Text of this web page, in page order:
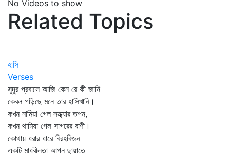
No Videos to show
Related Topics
হাসি
Verses
সুদূর প্রবাসে আজি কেন রে কী জানি
কেবল পড়িছে মনে তার হাসিখানি।
কখন নামিয়া গেল সন্ধ্যার তপন,
কখন থামিয়া গেল সাগরের বাণী।
কোথায় ধরার ধারে বিরহবিজন
একটি মাধবীলতা আপন ছায়াতে